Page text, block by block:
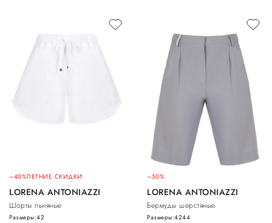
–40%ЛЕТНИЕ СКИДКИ
LORENA ANTONIAZZI
Шорты льняные
Размеры:42
–50%
LORENA ANTONIAZZI
Бермуды шерстяные
Размеры:4244